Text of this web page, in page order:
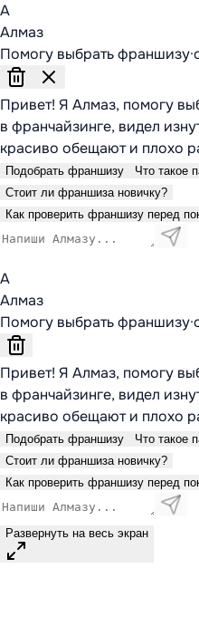
А
Алмаз
Помогу выбрать франшизу·
Привет! Я Алмаз, помогу
в франчайзинге, видел
красиво обещают и плохо
Подобрать франшизу
Что такое
Стоит ли франшиза новичку?
Как проверить франшизу перед
А
Алмаз
Помогу выбрать франшизу·
Привет! Я Алмаз, помогу
в франчайзинге, видел
красиво обещают и плохо
Подобрать франшизу
Что такое
Стоит ли франшиза новичку?
Как проверить франшизу перед
Развернуть на весь экран